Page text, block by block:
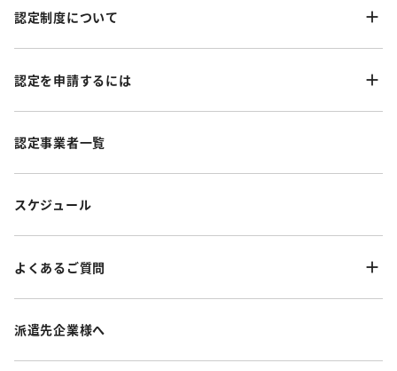
認定制度について
認定を申請するには
認定事業者一覧
スケジュール
よくあるご質問
派遣先企業様へ